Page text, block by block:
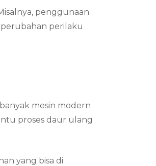
penggunaan
perilaku
mesin modern
proses daur ulang
yang bisa di